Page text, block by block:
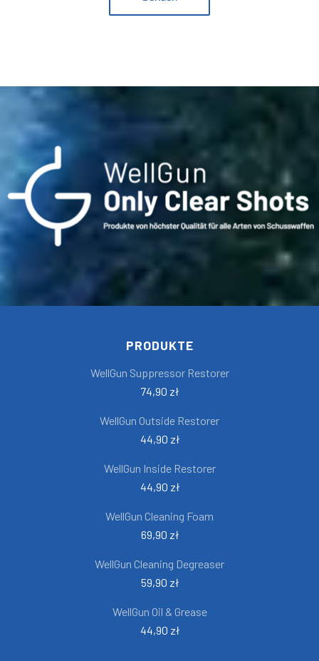
PRODUKTE
WellGun Suppressor Restorer
74,90 zł
WellGun Outside Restorer
44,90 zł
WellGun Inside Restorer
44,90 zł
WellGun Cleaning Foam
69,90 zł
WellGun Cleaning Degreaser
59,90 zł
WellGun Oil & Grease
44,90 zł